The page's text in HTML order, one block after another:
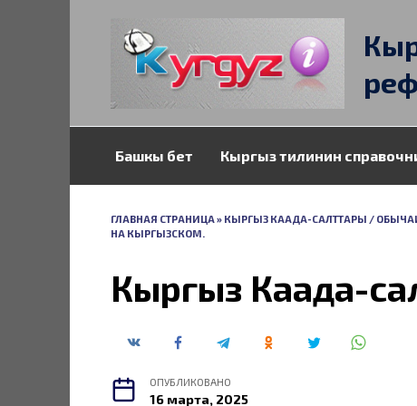
Башкы бет Кыргыз тилинин
ГЛАВНАЯ СТРАНИЦА» КЫРГЫЗ КААДА-САЛТТАРЫ /
НА КЫРГЫЗСКОМ.
Кыргыз Каада-
ОПУБЛИКОВАНО
16 марта, 2025